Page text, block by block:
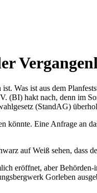
Was ist aus dem
hakt nach, denn im
(StandAG)
könnte. Eine Anfrage an
auf Weiß sehen, dass
eröffnet, aber
Gorleben